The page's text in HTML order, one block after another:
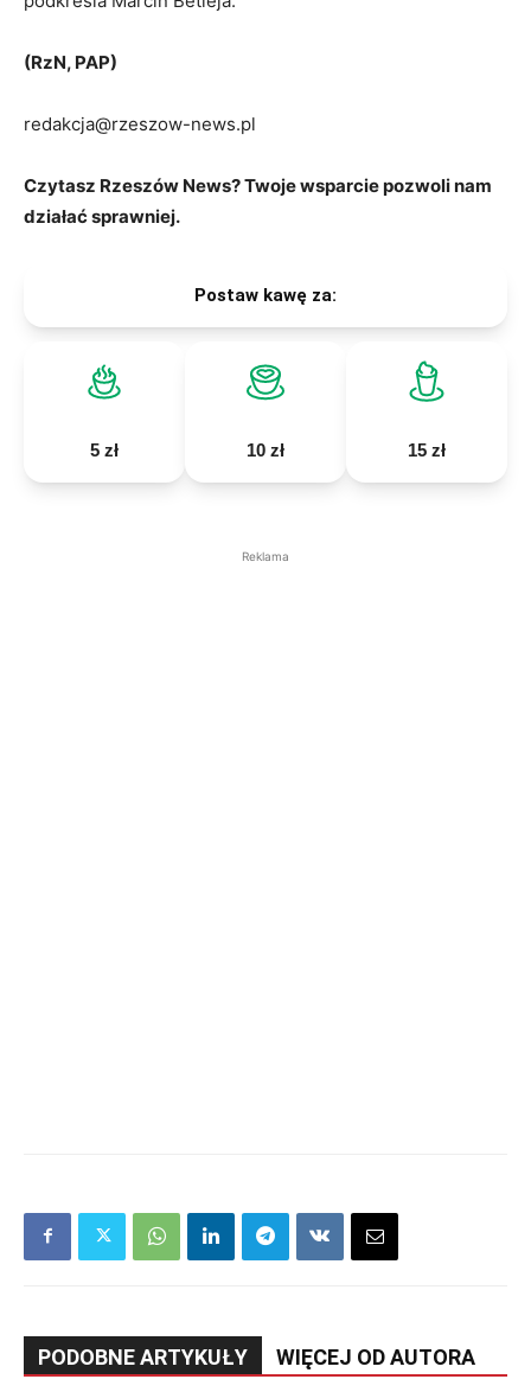
(RzN, PAP)
redakcja@rzeszow-news.pl
Czytasz Rzeszów News? Twoje wsparcie pozwoli nam
działać sprawniej.
Postaw kawę za:
5 zł 10 zł 15 zł
Reklama
PODOBNE ARTYKUŁY WIĘCEJ OD AUTORA